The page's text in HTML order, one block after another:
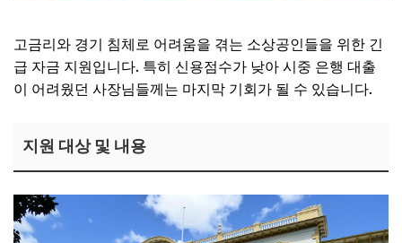
고금리와 경기 침체로 어려움을 겪는 소상공인들을 위한 긴
급 자금 지원입니다. 특히 신용점수가 낮아 시중 은행 대출
이 어려웠던 사장님들께는 마지막 기회가 될 수 있습니다.
지원 대상 및 내용